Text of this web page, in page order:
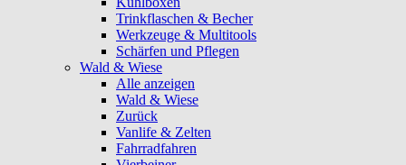
Trinkflaschen & Becher
Werkzeuge & Multitools
Schärfen und Pflegen
Wald & Wiese
Alle anzeigen
Wald & Wiese
Zurück
Vanlife & Zelten
Fahrradfahren